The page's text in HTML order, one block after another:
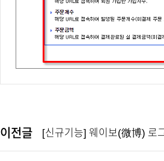
이전글 [신규기능] 웨이보(微博) 로